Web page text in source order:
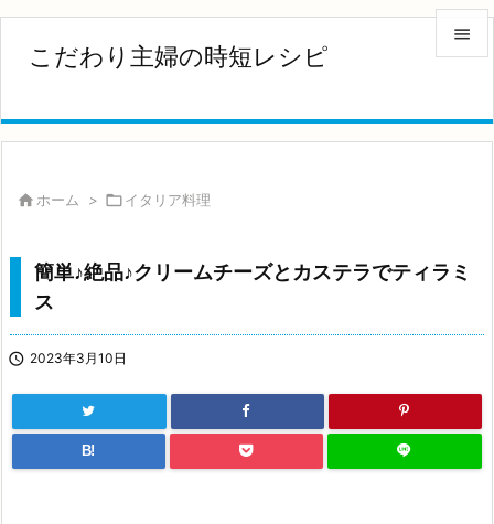
こだわり主婦の時短レシピ


次へ
 ホーム > イタリア料理
簡単♪絶品♪クリームチーズとカステラでティラミ
ス
 2023年3月10日
B!